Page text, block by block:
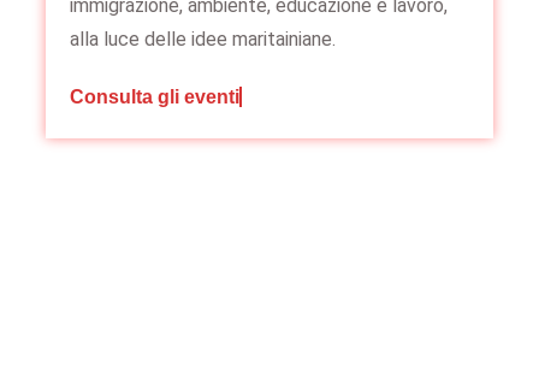
immigrazione, ambiente, educazione e lavoro,
alla luce delle idee maritainiane.
Consulta gli eventi